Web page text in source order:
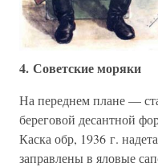
4. Советские моряки
На переднем плане —
береговой десантной
Каска обр, 1936 г.
заправлены в яловые